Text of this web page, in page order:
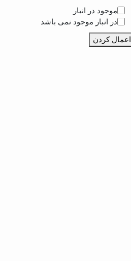
دسترسی
موجود در انبار
در انبار موجود نمی باشد
اعمال کردن